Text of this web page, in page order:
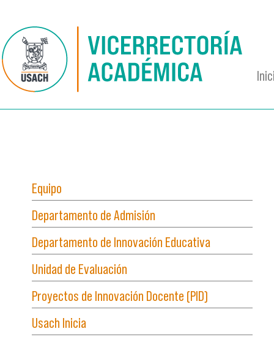
Equipo
Departamento de Admisión
Departamento de Innovación Educativa
Unidad de Evaluación
Proyectos de Innovación Docente (PID)
Usach Inicia